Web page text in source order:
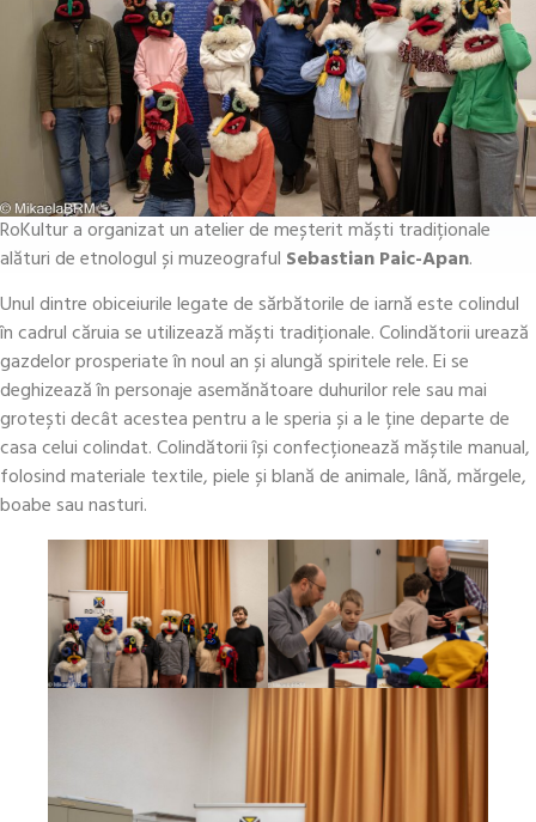
RoKultur a organizat un atelier de meșterit măști tradiționale
alături de etnologul și muzeograful Sebastian Paic-Apan.
Unul dintre obiceiurile legate de sărbătorile de iarnă este colindul
în cadrul căruia se utilizează măști tradiționale. Colindătorii urează
gazdelor prosperiate în noul an și alungă spiritele rele. Ei se
deghizează în personaje asemănătoare duhurilor rele sau mai
grotești decât acestea pentru a le speria și a le ține departe de
casa celui colindat. Colindătorii își confecționează măștile manual,
folosind materiale textile, piele și blană de animale, lână, mărgele,
boabe sau nasturi.